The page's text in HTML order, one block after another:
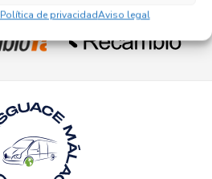
Política de privacidadAviso legal